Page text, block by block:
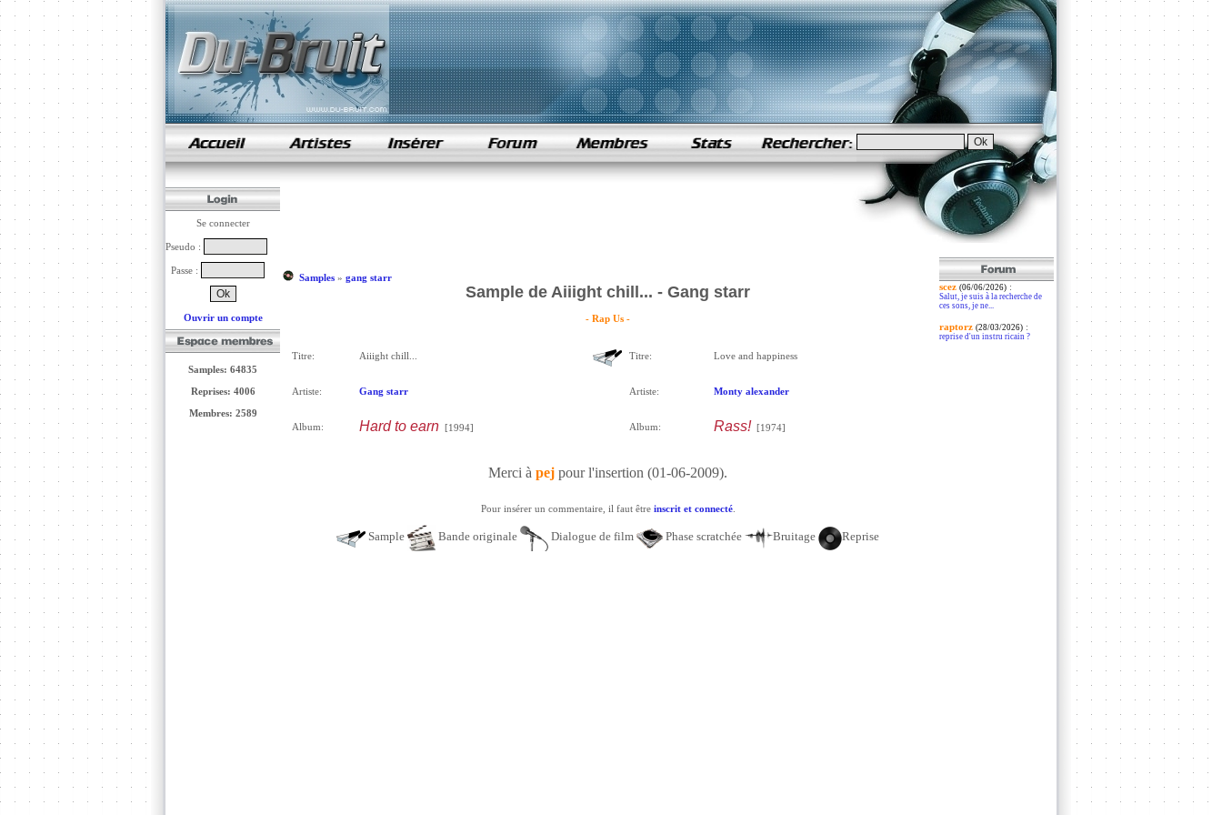
samples de rap
Se connecter
Pseudo :
Passe :
Ouvrir un compte
Samples: 64835
Reprises: 4006
Membres: 2589
Samples» gang starr
Sample de Aiiight chill... - Gang starr
- Rap Us -
Titre: Aiiight chill...
Artiste: Gang starr
Album: Hard to earn[1994]
Titre: Love and happiness
Artiste: Monty alexander
Album: Rass![1974]
Merci à pej pour l'insertion (01-06-2009).
Pour insérer un commentaire, il faut être inscrit et connecté.
Sample Bande originale Dialogue de film Phase scratchée Bruitage Reprise
scez (06/06/2026):
Salut, je suis à la recherche de
ces sons, je ne...
raptorz (28/03/2026):
reprise d'un instru ricain ?